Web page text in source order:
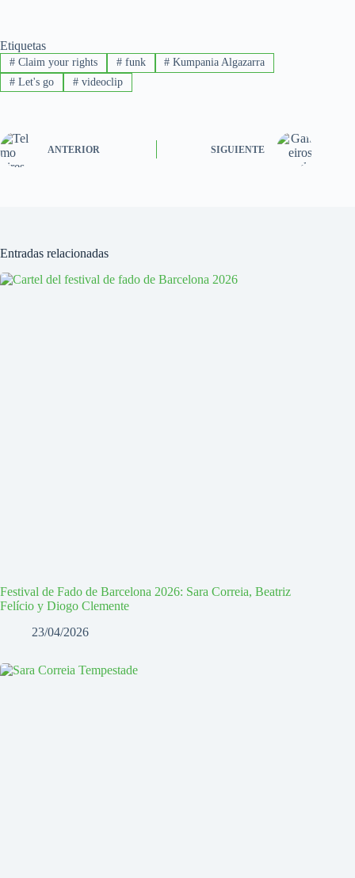
Etiquetas
#Claim your rights #funk # Kumpania Algazarra
#Let's go #videoclip
ANTERIOR SIGUIENTE
Entradas relacionadas
Festival de Fado de Barcelona 2026: Sara Correia, Beatriz
Felício y Diogo Clemente
23/04/2026